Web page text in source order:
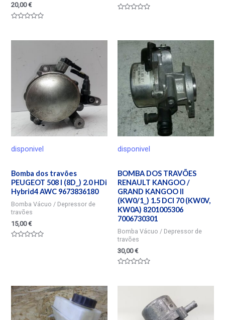
20,00€
5
disponivel
Bomba dos travões
PEUGEOT 508 I (8D_) 2.0 HDi
Hybrid4 AWC 9673836180
Bomba Vácuo / Depressor de
travões
15,00€
disponivel
BOMBA DOS TRAVÕES
RENAULT KANGOO /
GRAND KANGOO II
(KW0/1_) 1.5 DCI 70 (KW0V,
KW0A) 8201005306
7006730301
Bomba Vácuo / Depressor de
travões
30,00€